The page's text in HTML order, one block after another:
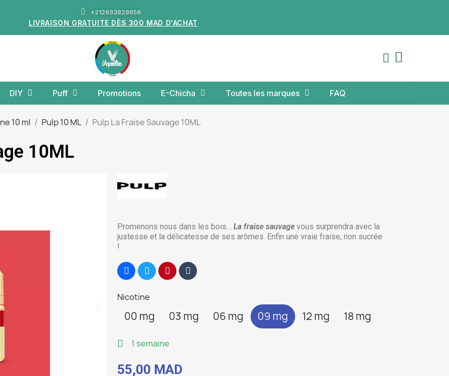
+212693828656
LIVRAISON GRATUITE DÈS 300 MAD D'ACHAT
DIY Puff Promotions E-Chicha Toutes les marques FAQ
10 ml Pulp 10 ML Pulp La Fraise Sauvage 10ML
10ML
Promenons nous dans les bois… La fraise sauvage vous surprendra avec la
justesse et la délicatesse de ses arômes. Enfin une vraie fraise, non sucrée
!
Nicotine
00 mg 03 mg 06 mg 09 mg 12 mg 18 mg
1 semaine
55,00 MAD